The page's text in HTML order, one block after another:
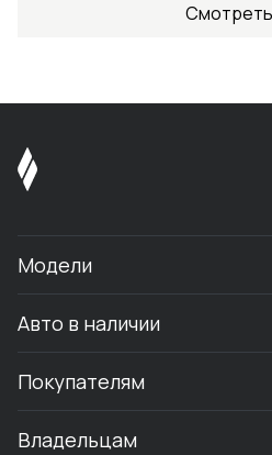
технологичных кроссоверов.
альтернативой европейским
Модели
Авто в наличии
Покупателям
Владельцам